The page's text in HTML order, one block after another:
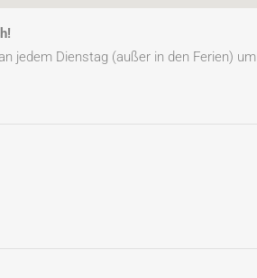
jedem Dienstag (außer in den Ferien) um